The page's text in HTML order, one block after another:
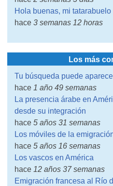
Hola buenas, mi tatarabuelo
hace 3 semanas 12 horas
Los más
Tu búsqueda puede
hace 1 año 49 semanas
La presencia árabe en
desde su integración
hace 5 años 31 semanas
Los móviles de la
hace 5 años 16 semanas
Los vascos en América
hace 12 años 37 semanas
Emigración francesa al Río